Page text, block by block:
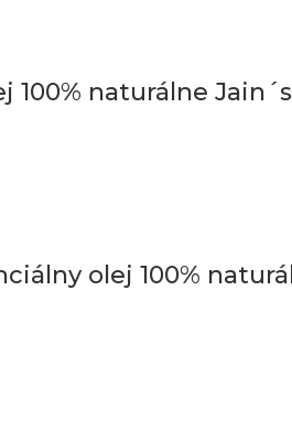
100% naturálne
olej 100%